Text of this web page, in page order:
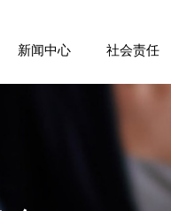
告
新闻中心
企业要闻
社会责任
公益理念